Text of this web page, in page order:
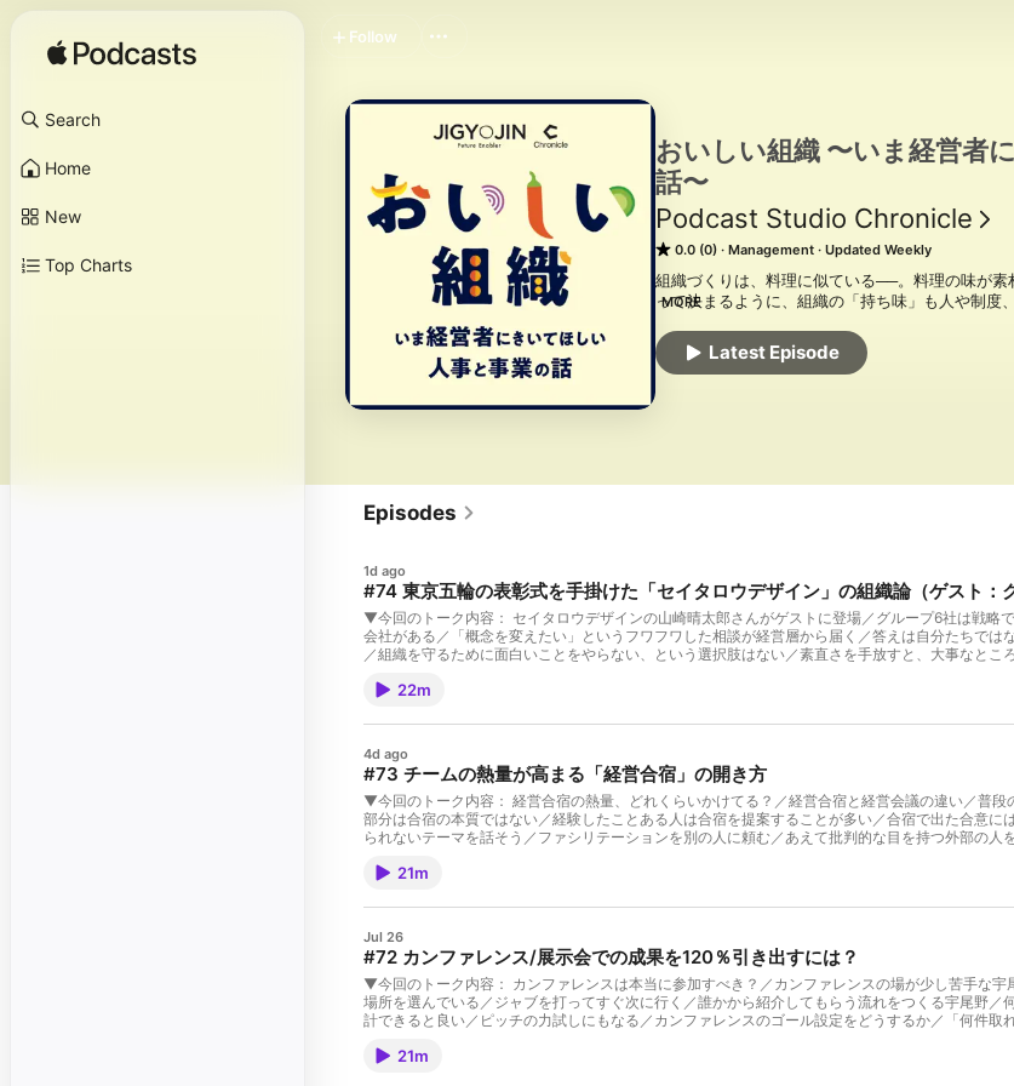
Search
Home
New
Top Charts
おいしい組織 〜いま経営者
話〜
Podcast Studio Chronicle
0.0 (0) Management Updated Weekly
組織づくりは、料理に似ている──。料理の味が
って決まるように、組織の「持ち味」も人や制度
個性が生きる「おいしい組織」の作り方を掘り下
▼事業人 公式サイト：
https://jigyojin.com/
▼ナレーション：
▼音声編集者：
佐藤渉伍
▼プロデューサー：
▼カバーデザイン：
北島 聡実（GOOD NEW Design株式会社）
MORE
Latest Episode
Follow
Episodes
1d ago
#74 東京五輪の表彰式を手掛けた「セイタロウデザイン」の組織論（ゲスト
▼今回のトーク内容： セイタロウデザインの山崎晴太郎さんがゲストに登場／グループ6社は戦略
会社がある／「概念を変えたい」というフワフワした相談が経営層から届く／答えは自分たちでは
／組織を守るために面白いことをやらない、という選択肢はない／素直さを手放すと、大事なと
／クリエイターが集まる理由は「たまたま」／自分の刀を研ぎ続けられる個が集まるチームが理
彰大がメンバーの個性が生きる「おいしい組織」の作り方を考えてゆく。毎週月曜日配信。ゲス
想、MCへのメッセージは⁠【こちら】⁠⁠⁠⁠⁠⁠⁠⁠までお寄せください ▼MC：宇尾野彰大（株式会社事業人 共
企画、事業開発、経営企画など、複数事業で複数職種を経験。その後ゲーム開発会社にて開発統括
ックスの人事責任者・HRBPを経て、並行して2019年より事業人を複業起業。複数社で組織顧問
理事、株式会社インバウンドプラットフォーム（東証5587）社外取締役なども務める。 ⁠https://
ティブディレクター） 横浜出身。立教大学卒。京都芸術大学大学院芸術修士。ブランディングを
手がける。「社会はデザインで変えることができる」という信念のもと、各省庁や企業と連携し
7days ニュースキャスター」、日本テレビ「真相報道 バンキシャ！」にコメンテーターとして
業人 公式サイト：⁠https://jigyojin.com/⁠⁠⁠⁠⁠⁠⁠⁠ ▼ディレクター：牟田春輝 ▼音声編集者：佐藤渉伍 ▼プ
22m
4d ago
#73 チームの熱量が高まる「経営合宿」の開き方
▼今回のトーク内容： 経営合宿の熱量、どれくらいかけてる？／経営合宿と経営会議の違い／普
部分は合宿の本質ではない／経験したことある人は合宿を提案することが多い／合宿で出た合意
られないテーマを話そう／ファシリテーションを別の人に頼む／あえて批判的な目を持つ外部の
って決まるように、組織の「持ち味」も人や制度、文化などの組み合わせ次第で変わる。この
は⁠⁠【こちら】⁠⁠⁠⁠⁠⁠⁠⁠⁠までお寄せください ▼MC：宇尾野彰大（株式会社事業人 共同代表/Co-Fonuder）
企画など、複数事業で複数職種を経験。その後ゲーム開発会社にて開発統括・PMOを担当。株式
HRBPを経て、並行して2019年より事業人を複業起業。複数社で組織顧問も担う。2022年より自
ウンドプラットフォーム（東証5587）社外取締役なども務める。 ⁠⁠https://x.com/Uonooo⁠⁠⁠⁠⁠⁠⁠⁠⁠ 池原 真佐
育）で修士号取得。INSEAD（Executive Master in Change / 臨床組織心理学）で修士号取得。PR
月でパートナーが海外赴任、ワンオペ育児。女性がキャリアアップする際の壁・社会の中の無意
年に立ち上げる。その後家族の都合でドイツに移住、2年強に渡って、2拠点生活で事業を育てる
⁠⁠https://x.com/ike_msc⁠⁠⁠⁠⁠⁠⁠⁠⁠ ▼事業人 公式サイト：⁠⁠https://jigyojin.com/⁠⁠⁠⁠⁠⁠⁠⁠⁠ ▼ディレクター：牟田春輝 ▼
21m
Jul 26
#72 カンファレンス/展示会での成果を120％引き出すには？
▼今回のトーク内容： カンファレンスは本当に参加すべき？／カンファレンスの場が少し苦手な
場所を選んでいる／ジャブを打ってすぐ次に行く／誰かから紹介してもらう流れをつくる宇尾野
計できると良い／ピッチの力試しにもなる／カンファレンスのゴール設定をどうするか／「何件
法、盛り付け、場面などのかけ合わせによって決まるように、組織の「持ち味」も人や制度、文
21m